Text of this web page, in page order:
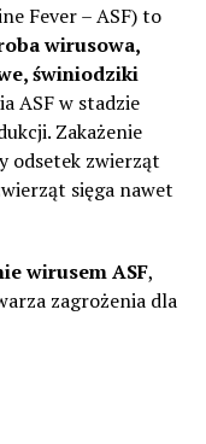
Fever – ASF) to
wirusowa,
świniodziki
ASF w stadzie
Zakażenie
odsetek zwierząt
sięga nawet
wirusem ASF,
zagrożenia dla